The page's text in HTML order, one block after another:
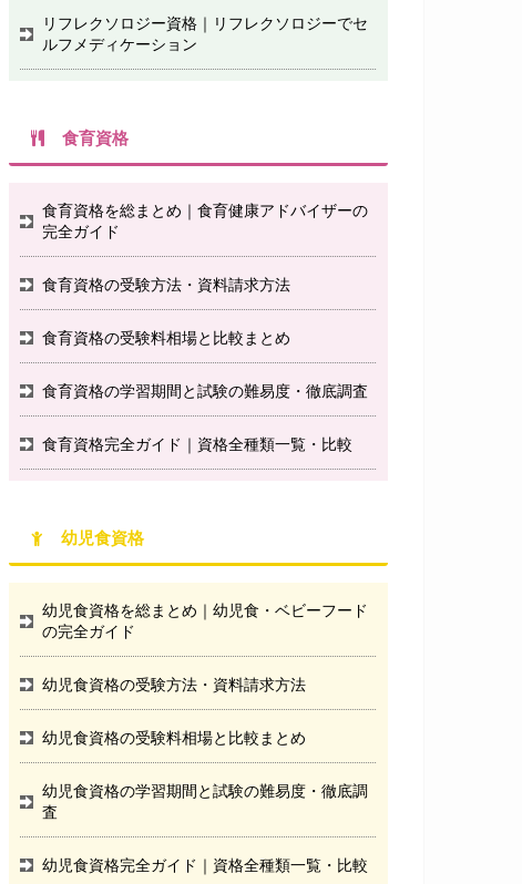
リフレクソロジー資格｜リフレクソロジーでセ
ルフメディケーション
食育資格
食育資格を総まとめ｜食育健康アドバイザーの
完全ガイド
食育資格の受験方法・資料請求方法
食育資格の受験料相場と比較まとめ
食育資格の学習期間と試験の難易度・徹底調査
食育資格完全ガイド｜資格全種類一覧・比較
幼児食資格
幼児食資格を総まとめ｜幼児食・ベビーフード
の完全ガイド
幼児食資格の受験方法・資料請求方法
幼児食資格の受験料相場と比較まとめ
幼児食資格の学習期間と試験の難易度・徹底調
査
幼児食資格完全ガイド｜資格全種類一覧・比較